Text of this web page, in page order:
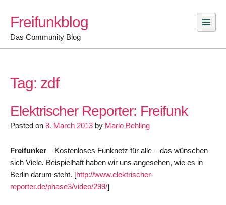
content
Freifunkblog
Das Community Blog
Tag: zdf
Elektrischer Reporter: Freifunk
Posted on 8. March 2013 by Mario Behling
Freifunker – Kostenloses Funknetz für alle – das wünschen
sich Viele. Beispielhaft haben wir uns angesehen, wie es in
Berlin darum steht. [http://www.elektrischer-
reporter.de/phase3/video/299/]